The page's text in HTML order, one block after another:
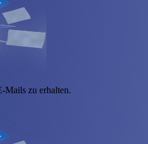
Mails zu erhalten.